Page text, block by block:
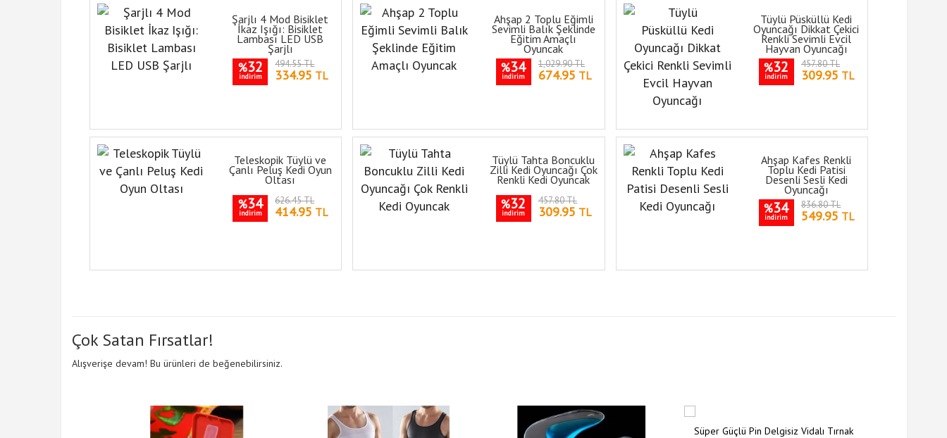
Şarjlı 4 Mod Bisiklet
İkaz Işığı: Bisiklet
Lambası LED USB
Şarjlı
%32
indirim
494.55 TL
334.95 TL
Ahşap 2 Toplu Eğimli
Sevimli Balık Şeklinde
Eğitim Amaçlı
Oyuncak
%34
indirim
1,029.90 TL
674.95 TL
Tüylü Püsküllü Kedi
Oyuncağı Dikkat Çekici
Renkli Sevimli Evcil
Hayvan Oyuncağı
%32
indirim
457.80 TL
309.95 TL
Teleskopik Tüylü ve
Çanlı Peluş Kedi Oyun
Oltası
%34
indirim
626.45 TL
414.95 TL
Tüylü Tahta Boncuklu
Zilli Kedi Oyuncağı Çok
Renkli Kedi Oyuncak
%32
indirim
457.80 TL
309.95 TL
Ahşap Kafes Renkli
Toplu Kedi Patisi
Desenli Sesli Kedi
Oyuncağı
%34
indirim
836.80 TL
549.95 TL
Çok Satan Fırsatlar!
Alışverişe devam! Bu ürünleri de beğenebilirsiniz.
Süper Güçlü Pin Delgisiz Vidalı Tırnak